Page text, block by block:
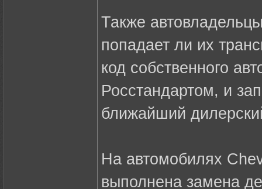
Также
попадает ли их
код собственного
Росстандартом, и
ближайший
На автомобилях
выполнена замена